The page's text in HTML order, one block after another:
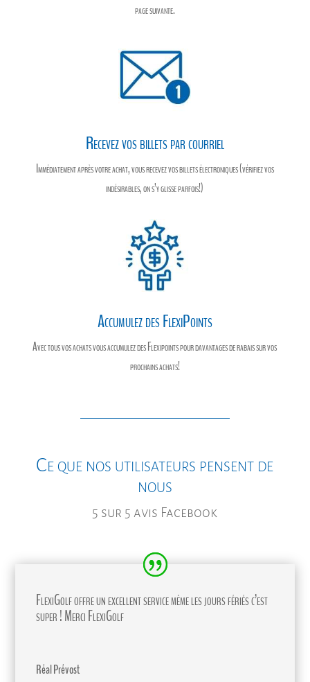
page suivante.
Recevez vos billets par courriel
Immédiatement après votre achat, vous recevez vos billets électroniques (vérifiez vos
indésirables, on s’y glisse parfois!)
Accumulez des FlexiPoints
Avec tous vos achats vous accumulez des Flexipoints pour davantages de rabais sur vos
prochains achats!
Ce que nos utilisateurs pensent de
nous
5 sur 5 avis Facebook
FlexiGolf offre un excellent service même les jours fériés c’est
super ! Merci FlexiGolf
Réal Prévost